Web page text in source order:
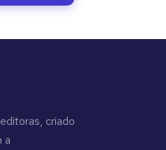
criado
a